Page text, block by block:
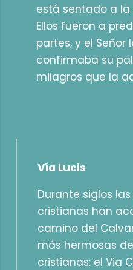
está sentado a la
Ellos fueron a
partes, y el Señor
confirmaba su
milagros que la
Vía Lucis
Durante siglos
cristianas han
camino del
más hermosas
cristianas: el Via